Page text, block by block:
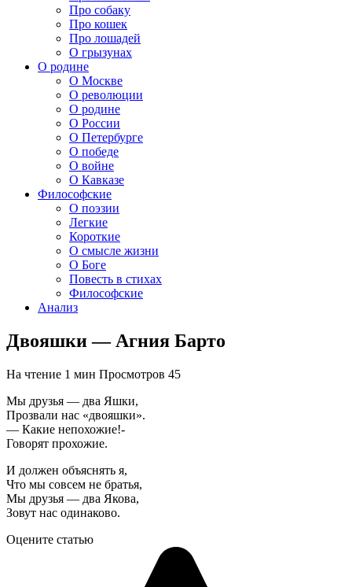
Про собаку
Про кошек
Про лошадей
О грызунах
О родине
О Москве
О революции
О родине
О России
О Петербурге
О победе
О войне
О Кавказе
Философские
О поэзии
Легкие
Короткие
О смысле жизни
О Боге
Повесть в стихах
Философские
Анализ
Двояшки — Агния Барто
На чтение 1 мин Просмотров 45
Мы друзья — два Яшки,
Прозвали нас «двояшки».
— Какие непохожие!-
Говорят прохожие.
И должен объяснять я,
Что мы совсем не братья,
Мы друзья — два Якова,
Зовут нас одинаково.
Оцените статью